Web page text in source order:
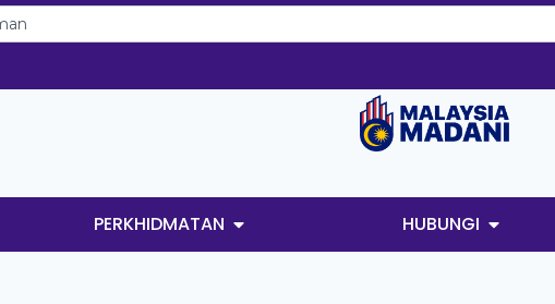
PERKHIDMATAN HUBUNGI